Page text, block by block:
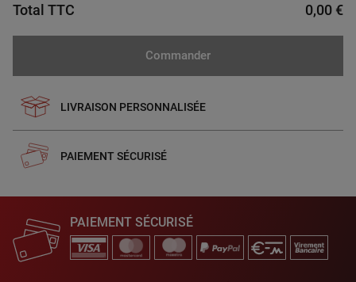
Total TTC 0,00 €
Commander
LIVRAISON PERSONNALISÉE
PAIEMENT SÉCURISÉ
PAIEMENT SÉCURISÉ